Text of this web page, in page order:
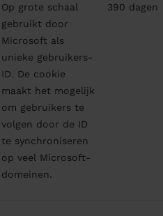
Op grote schaal
gebruikt door
Microsoft als
unieke gebruikers-
ID. De cookie
maakt het mogelijk
om gebruikers te
volgen door de ID
te synchroniseren
op veel Microsoft-
domeinen.
390 dagen